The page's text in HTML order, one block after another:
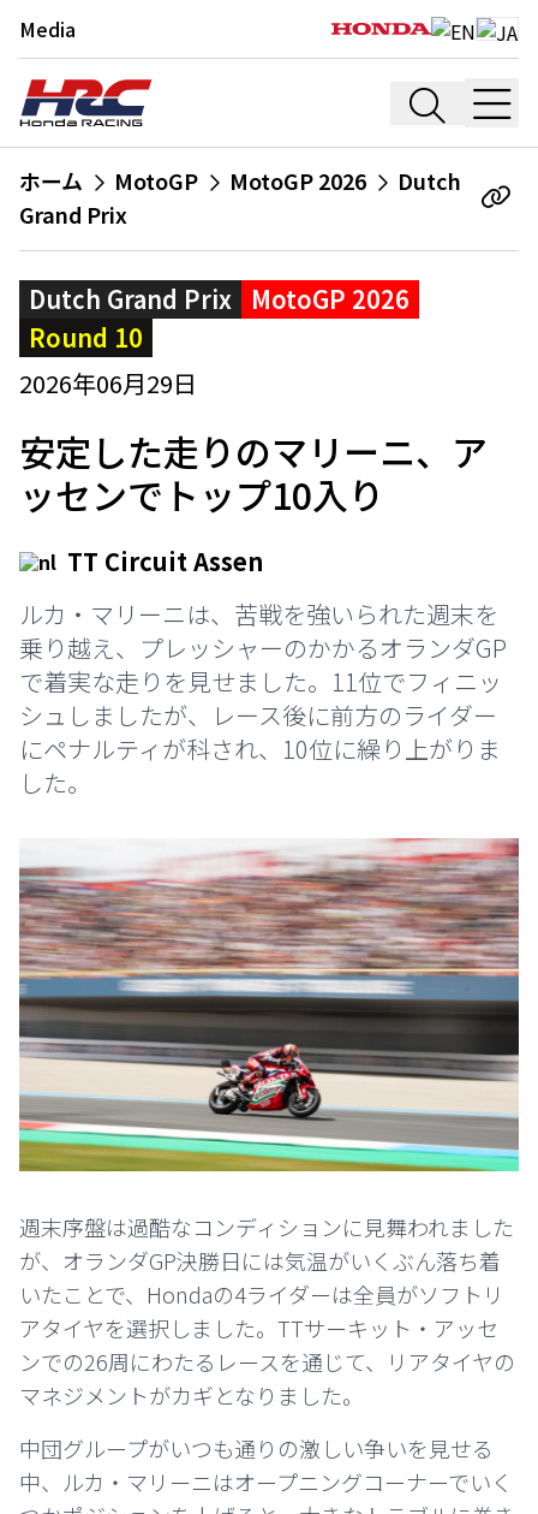
Media
ホーム MotoGP MotoGP 2026
Dutch
Grand Prix
Dutch Grand Prix
MotoGP 2026
Round 10
2026年06月29日
安定した走りのマリーニ、ア
ッセンでトップ10入り
TT Circuit Assen
ルカ・マリーニは、苦戦を強いられた週末を
乗り越え、プレッシャーのかかるオランダGP
で着実な走りを見せました。11位でフィニッ
シュしましたが、レース後に前方のライダー
にペナルティが科され、10位に繰り上がりま
した。
週末序盤は過酷なコンディションに見舞われました
が、オランダGP決勝日には気温がいくぶん落ち着
いたことで、Hondaの4ライダーは全員がソフトリ
アタイヤを選択しました。TTサーキット・アッセ
ンでの26周にわたるレースを通じて、リアタイヤの
マネジメントがカギとなりました。
中団グループがいつも通りの激しい争いを見せる
中、ルカ・マリーニはオープニングコーナーでいく